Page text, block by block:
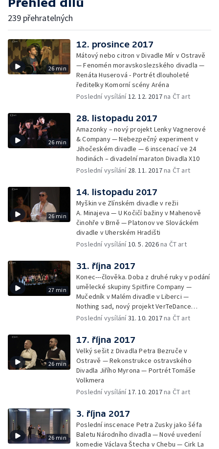
Přehled dílů
239 přehratelných
26 min
12. prosince 2017
Mátový nebo citron v Divadle Mír v Ostravě
— Fenomén moravskoslezského divadla —
Renáta Huserová - Portrét dlouholeté
ředitelky Komorní scény Aréna
Poslední vysílání12. 12. 2017na ČT art
26 min
28. listopadu 2017
Amazonky – nový projekt Lenky Vagnerové
& Company — Nebezpečný experiment v
Jihočeském divadle — 6 inscenací ve 24
hodinách – divadelní maraton Divadla X10
Poslední vysílání 28. 11. 2017na ČT art
26 min
14. listopadu 2017
Myškin ve Zlínském divadle v režii
A. Minajeva — U Kočičí bažiny v Mahenově
činohře v Brně — Platonov ve Slováckém
divadle v Uherském Hradišti
Poslední vysílání10. 5. 2026na ČT art
27 min
31. října 2017
Konec---člověka. Doba z druhé ruky v podání
umělecké skupiny Spitfire Company —
Mučedník v Malém divadle v Liberci —
Nothing sad, nový projekt VerTeDance
a režisérky Petry Tejnorové
Poslední vysílání31. 10. 2017na ČT art
26 min
17. října 2017
Velký sešit z Divadla Petra Bezruče v
Ostravě — Rekonstrukce ostravského
Divadla Jiřího Myrona — Portrét Tomáše
Volkmera
Poslední vysílání17. 10. 2017na ČT art
26 min
3. října 2017
Poslední inscenace Petra Zusky jako šéfa
Baletu Národního divadla — Nové uvedení
komedie Václava Štecha v Chebu — Cirk La